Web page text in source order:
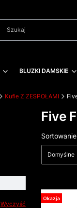
BLUZKI DAMSKIE
Kufle Z ZESPOŁAMI
Wyczyść
Five
Lista
Domyślne
Okazja